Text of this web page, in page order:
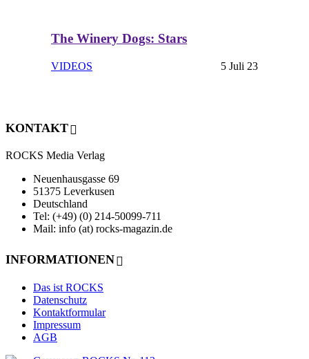
The Winery Dogs: Stars
VIDEOS 5 Juli 23
KONTAKT
ROCKS Media Verlag
Neuenhausgasse 69
51375 Leverkusen
Deutschland
Tel: (+49) (0) 214-50099-711
Mail: info (at) rocks-magazin.de
INFORMATIONEN
Das ist ROCKS
Datenschutz
Kontaktformular
Impressum
AGB